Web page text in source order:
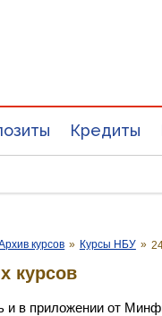
Кредиты
курсов » Курсы НБУ »
курсов
и в приложении от